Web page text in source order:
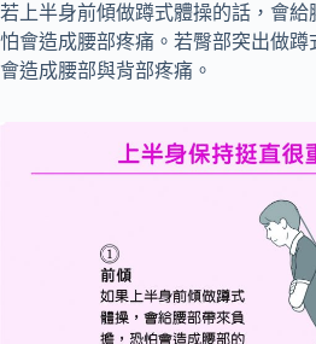
若上半身前傾做蹲式體操的話，會給
怕會造成腰部疼痛。若臀部突出做蹲
會造成腰部與背部疼痛。